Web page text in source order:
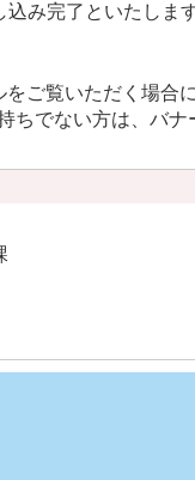
み完了といたします
ご覧いただく場合
ちでない方は、バナ